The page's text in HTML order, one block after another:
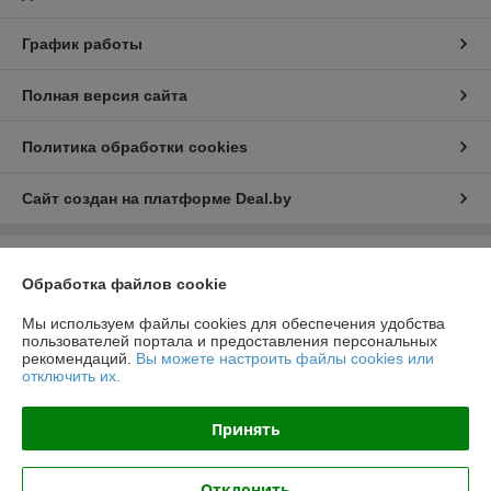
График работы
Полная версия сайта
Политика обработки cookies
Сайт создан на платформе Deal.by
"ЛедЭлектроСвет"
ул. Будславская, д. 19, офис 209
Регистрационный номер ЕГР: 192989120
Регистрационный орган: Минский Горисполком
Дата регистрации компании: 27.10.2017
Обработка файлов cookie
Мы используем файлы cookies для обеспечения удобства
пользователей портала и предоставления персональных
рекомендаций. Вы можете настроить файлы cookies или
отключить их.
Принять